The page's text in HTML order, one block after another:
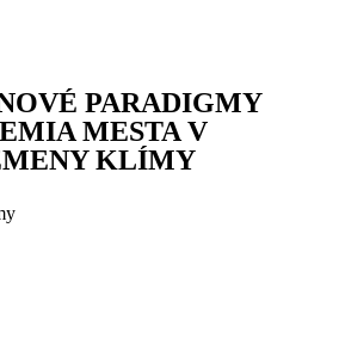
PARADIGMY
MESTA V
KLÍMY